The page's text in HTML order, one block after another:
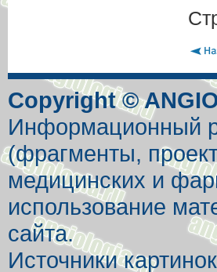
Copyright ©
Информационный
(фрагменты,
медицинских и
использование
сайта.
Источники